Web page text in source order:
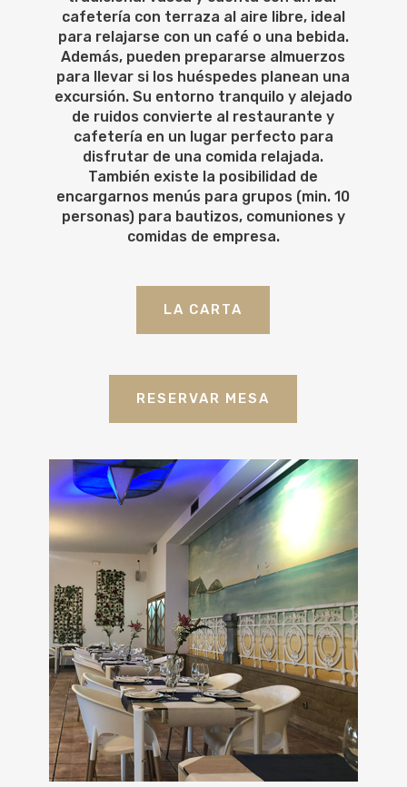
cafetería con terraza al aire libre, ideal
para relajarse con un café o una bebida.
Además, pueden prepararse almuerzos
para llevar si los huéspedes planean una
excursión. Su entorno tranquilo y alejado
de ruidos convierte al restaurante y
cafetería en un lugar perfecto para
disfrutar de una comida relajada.
También existe la posibilidad de
encargarnos menús para grupos (min. 10
personas) para bautizos, comuniones y
comidas de empresa.
LA CARTA
RESERVAR MESA